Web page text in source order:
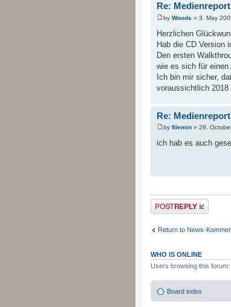
Re: Medienreport
by Woods » 3. May
Herzlichen
Hab die CD Version
Den ersten
wie es sich für einen
Ich bin mir sicher,
voraussichtlich 2018
Re: Medienreport
by filemin » 29.
ich hab es auch
Post a reply
Return to News-
WHO IS ONLINE
Users browsing this
Board index